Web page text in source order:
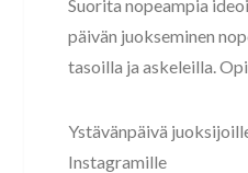
Suorita nopeampia
päivän juokseminen
tasoilla ja askeleilla.
Ystävänpäivä
Instagramille